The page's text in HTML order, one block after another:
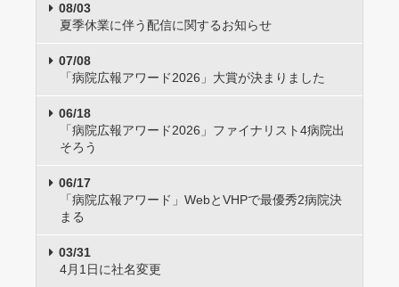
08/03
夏季休業に伴う配信に関するお知らせ
07/08
「病院広報アワード2026」大賞が決まりました
06/18
「病院広報アワード2026」ファイナリスト4病院出
そろう
06/17
「病院広報アワード」WebとVHPで最優秀2病院決
まる
03/31
4月1日に社名変更